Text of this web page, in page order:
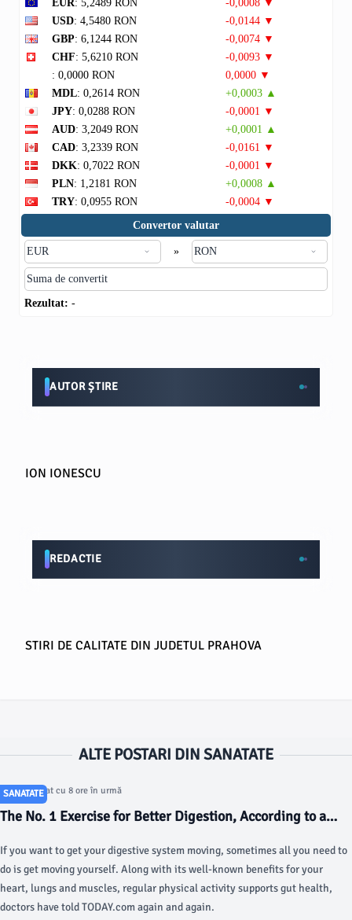
EUR: 5,2489 RON
-0,0008 ▼
USD: 4,5480 RON
-0,0144 ▼
GBP: 6,1244 RON
-0,0074 ▼
CHF: 5,6210 RON
-0,0093 ▼
: 0,0000 RON
0,0000 ▼
MDL: 0,2614 RON
+0,0003 ▲
JPY: 0,0288 RON
-0,0001 ▼
AUD: 3,2049 RON
+0,0001 ▲
CAD: 3,2339 RON
-0,0161 ▼
DKK: 0,7022 RON
-0,0001 ▼
PLN: 1,2181 RON
+0,0008 ▲
TRY: 0,0955 RON
-0,0004 ▼
Convertor valutar
»
Rezultat: -
AUTOR ȘTIRE
ION IONESCU
REDACTIE
STIRI DE CALITATE DIN JUDETUL PRAHOVA
ALTE POSTARI DIN SANATATE
SANATATE
Articol postat cu 8 ore în urmă
The No. 1 Exercise for Better Digestion, According to a
If you want to get your digestive system moving, sometimes all you need to
do is get moving yourself. Along with its well-known benefits for your
heart, lungs and muscles, regular physical activity supports gut health,
doctors have told TODAY.com again and again.